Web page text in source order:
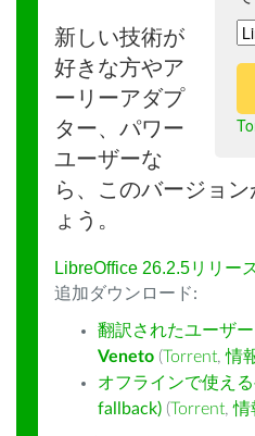
新しい技術が
好きな方やア
ーリーアダプ
ター、パワー
ユーザーな
ら、このバージョ
ょう。
LibreOffice 26.2.5リリー
追加ダウンロード:
翻訳されたユーザ
Veneto (Torrent,情
オフラインで使え
fallback) (Torrent,情